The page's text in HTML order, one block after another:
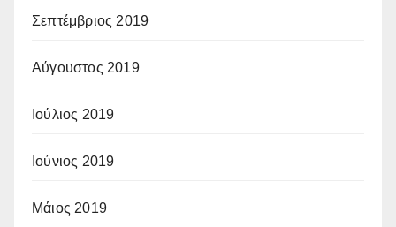
Σεπτέμβριος 2019
Αύγουστος 2019
Ιούλιος 2019
Ιούνιος 2019
Μάιος 2019